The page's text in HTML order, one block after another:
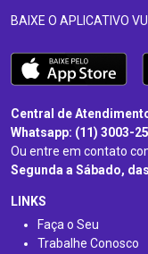
BAIXE O APLICATIVO
Central de
Whatsapp: (11) 3003-
Ou entre em contato
Segunda a Sábado,
LINKS
Faça o Seu
Trabalhe Conosco